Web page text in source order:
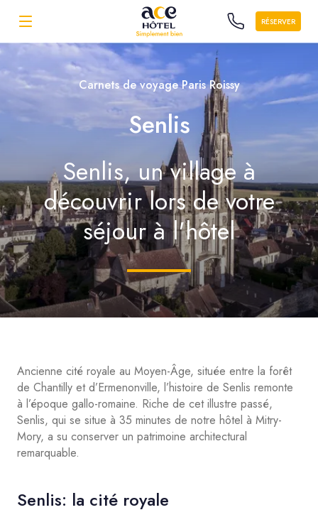
RÉSERVER
Carnets de voyage Paris Roissy
Senlis
Senlis, un village à
découvrir lors de votre
séjour à l'hôtel
Ancienne cité royale au Moyen-Âge, située entre la forêt
de Chantilly et d’Ermenonville, l’histoire de Senlis remonte
à l’époque gallo-romaine. Riche de cet illustre passé,
Senlis, qui se situe à 35 minutes de notre hôtel à Mitry-
Mory, a su conserver un patrimoine architectural
remarquable.
Senlis: la cité royale